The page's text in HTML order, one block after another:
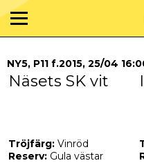
NY5, P11 f.2015, 25/04
Näsets SK vit
Tröjfärg: Vinröd
Reserv: Gula västar